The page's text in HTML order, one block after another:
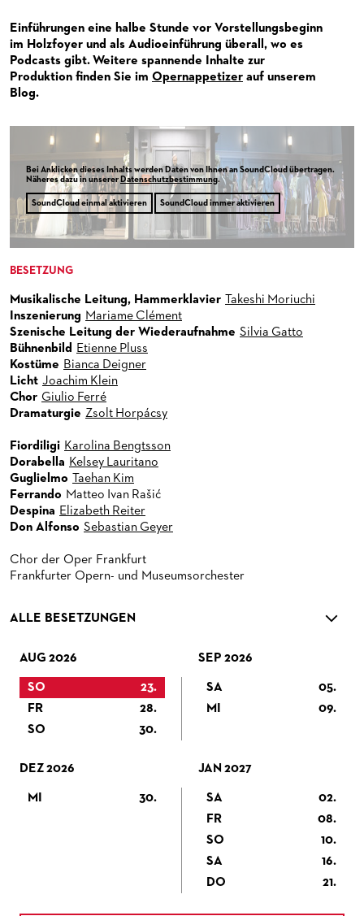
VERMIETUNGEN
MEDIADATEN
ZUKUNFT UND HISTORIE DER STÄDTISCHEN BÜHNEN
SPENDEN
OPERNGALA
KOOPERATIONEN
Einführungen eine halbe Stunde vor Vorstellungsbeginn
im Holzfoyer und als Audioeinführung überall, wo es
Podcasts gibt. Weitere spannende Inhalte zur
Produktion finden Sie im Opernappetizer auf unserem
Blog.
Bei Anklicken dieses Inhalts werden Daten von Ihnen an SoundCloud übertragen.
Näheres dazu in unsererDatenschutzbestimmung.
SoundCloud einmal aktivieren SoundCloud immer aktivieren
BESETZUNG
Musikalische Leitung, Hammerklavier
Takeshi Moriuchi
Inszenierung Mariame Clément
Szenische Leitung der Wiederaufnahme Silvia Gatto
Bühnenbild
Etienne Pluss
Kostüme Bianca Deigner
Licht Joachim Klein
Chor Giulio Ferré
Dramaturgie Zsolt Horpácsy
Fiordiligi Karolina Bengtsson
Dorabella Kelsey Lauritano
Guglielmo
Taehan Kim
Ferrando Matteo Ivan Rašić
Despina Elizabeth Reiter
Don Alfonso Sebastian Geyer
Chor der Oper Frankfurt
Frankfurter Opern- und Museumsorchester
ALLE BESETZUNGEN
AUG 2026
SO
23.
FR
28.
SO
30.
SEP 2026
SA
05.
MI
09.
DEZ 2026
MI 30.
JAN 2027
SA
02.
FR
08.
SO
10.
SA
16.
DO
21.